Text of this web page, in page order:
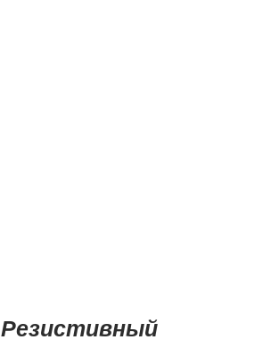
Резистивный